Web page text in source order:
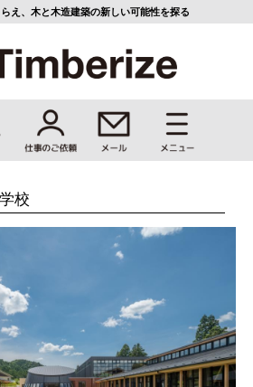
え、 木と木造建築の新しい可能性を探る
校